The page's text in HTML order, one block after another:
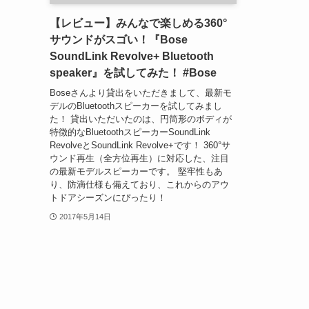
【レビュー】みんなで楽しめる360°
サウンドがスゴい！『Bose
SoundLink Revolve+ Bluetooth
speaker』を試してみた！ #Bose
Boseさんより貸出をいただきまして、最新モ
デルのBluetoothスピーカーを試してみまし
た！ 貸出いただいたのは、円筒形のボディが
特徴的なBluetoothスピーカーSoundLink
RevolveとSoundLink Revolve+です！ 360°サ
ウンド再生（全方位再生）に対応した、注目
の最新モデルスピーカーです。 堅牢性もあ
り、防滴仕様も備えており、これからのアウ
トドアシーズンにぴったり！
2017年5月14日